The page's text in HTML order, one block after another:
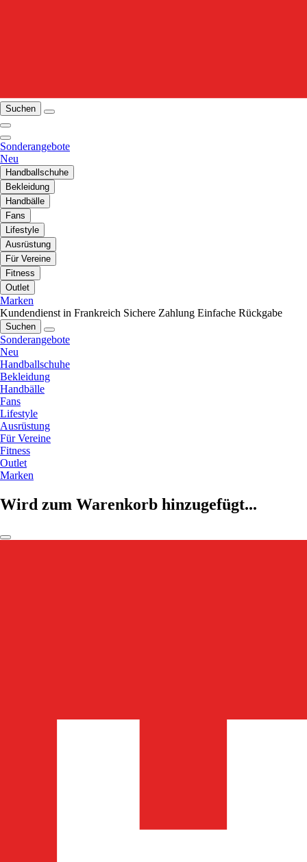
Suchen
Sonderangebote
Neu
Handballschuhe
Bekleidung
Handbälle
Fans
Lifestyle
Ausrüstung
Für Vereine
Fitness
Outlet
Marken
Kundendienst in Frankreich Sichere Zahlung Einfache Rückgabe
Suchen
Sonderangebote
Neu
Handballschuhe
Bekleidung
Handbälle
Fans
Lifestyle
Ausrüstung
Für Vereine
Fitness
Outlet
Marken
Wird zum Warenkorb hinzugefügt...